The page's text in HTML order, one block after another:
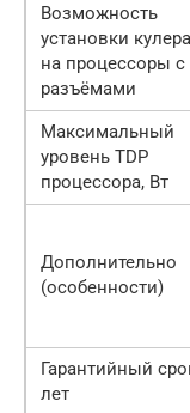
Возможность
установки кулера
на процессоры с
разъёмами
Максимальный
уровень TDP
процессора, Вт
Дополнительно
(особенности)
Гарантийный
лет